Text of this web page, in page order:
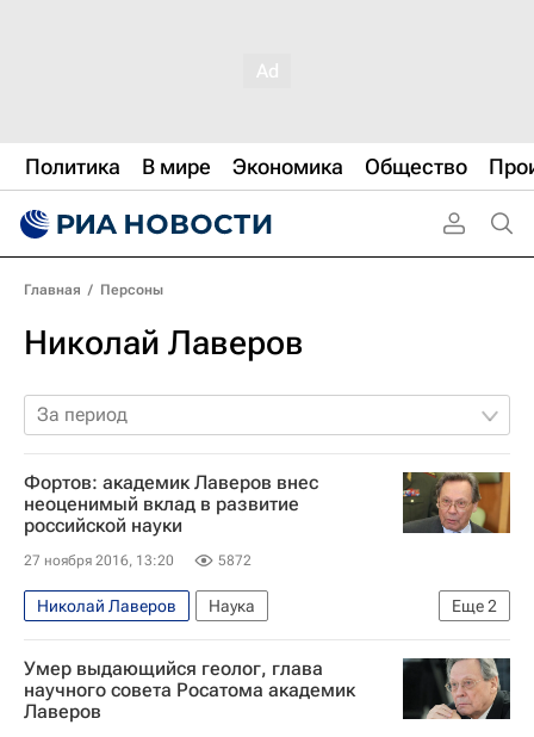
Политика В мире Экономика Общество
Главная / Персоны
Николай Лаверов
За период
Фортов: академик Лаверов внес
неоценимый вклад в развитие
российской науки
27 ноября 2016, 13:20 5872
Еще2
Николай Лаверов
Наука
Владимир Фортов
Россия
Умер выдающийся геолог, глава
научного совета Росатома академик
Лаверов